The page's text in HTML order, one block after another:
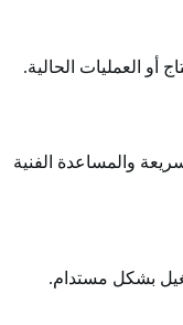
أو العمليات الحالية.
والمساعدة الفنية
بشكل مستدام.